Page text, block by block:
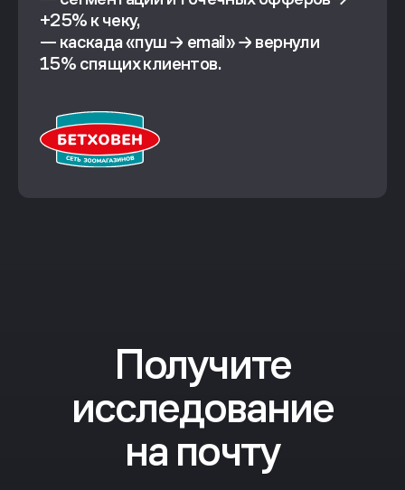
+25% к чеку,
— каскада «пуш → email» → вернули
15% спящих клиентов.
Получите
исследование
на почту